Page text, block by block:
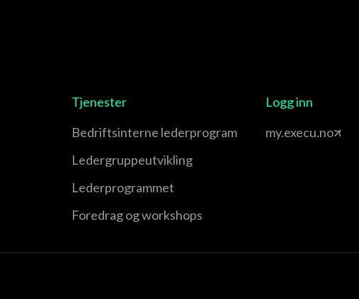
Tjenester
Bedriftsinterne lederprogram
Leder­gruppe­utvikling
Leder­programmet
Foredrag og workshops
Logg inn
my.execu.no